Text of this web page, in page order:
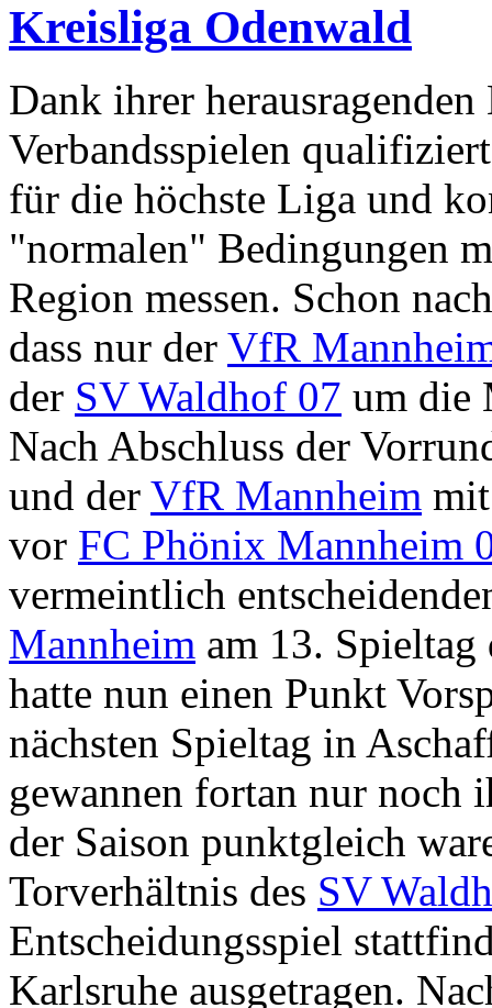
Kreisliga Odenwald
Dank ihrer
Verbandsspielen
für die höchste Liga und
"normalen" Bedingungen
Region messen. Schon
dass nur der VfR
der SV Waldhof 07 um die
Nach Abschluss der
und der VfR Mannheim
vor FC Phönix Mannheim
vermeintlich
Mannheim am 13.
hatte nun einen Punkt
nächsten Spieltag in
gewannen fortan nur noch
der Saison punktgleich
Torverhältnis des SV
Entscheidungsspiel
Karlsruhe ausgetragen.